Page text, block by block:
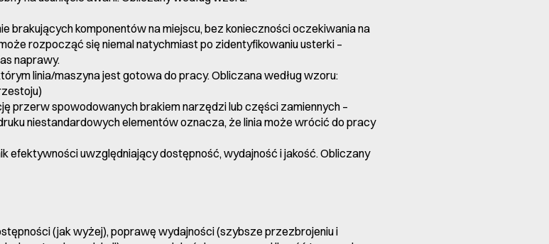
brakujących komponentów na miejscu, bez konieczności oczekiwania na
rozpocząć się niemal natychmiast po zidentyfikowaniu usterki –
naprawy.
linia/maszyna jest gotowa do pracy. Obliczana według wzoru:
przerw spowodowanych brakiem narzędzi lub części zamiennych –
niestandardowych elementów oznacza, że linia może wrócić do pracy
efektywności uwzględniający dostępność, wydajność i jakość. Obliczany
(jak wyżej), poprawę wydajności (szybsze przezbrojeniu i